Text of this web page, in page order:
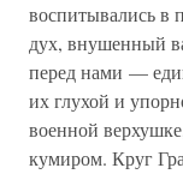
воспитывались в
дух, внушенный
перед нами —
их глухой и
военной
кумиром. Круг